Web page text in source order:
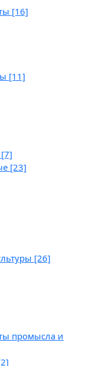
[16]
[11]
[7]
[23]
[26]
промысла и